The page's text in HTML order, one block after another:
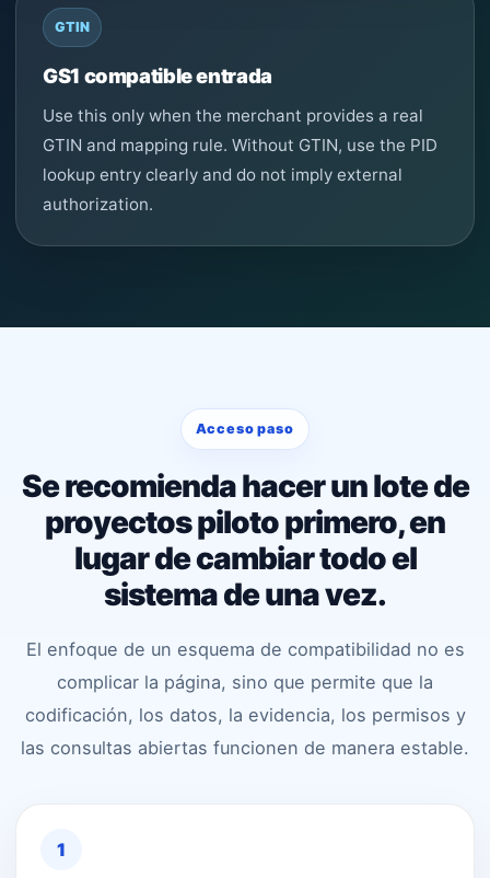
GTIN
GS1 compatible entrada
Use this only when the merchant provides a real
GTIN and mapping rule. Without GTIN, use the PID
lookup entry clearly and do not imply external
authorization.
Acceso paso
Se recomienda hacer un lote de
proyectos piloto primero, en
lugar de cambiar todo el
sistema de una vez.
El enfoque de un esquema de compatibilidad no es
complicar la página, sino que permite que la
codificación, los datos, la evidencia, los permisos y
las consultas abiertas funcionen de manera estable.
1